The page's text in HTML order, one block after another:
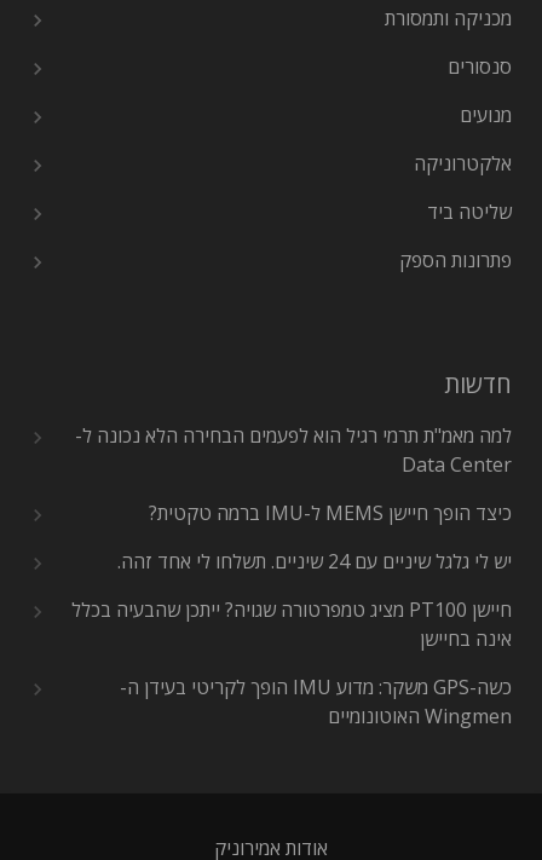
מכניקה ותמסורת
סנסורים
מנועים
אלקטרוניקה
שליטה ביד
פתרונות הספק
חדשות
למה מאמ"ת תרמי רגיל הוא לפעמים הבחירה הלא נכונה ל-
Data Center
כיצד הופך חיישן MEMS ל-IMU ברמה טקטית?
יש לי גלגל שיניים עם 24 שיניים. תשלחו לי אחד זהה.
חיישן PT100 מציג טמפרטורה שגויה? ייתכן שהבעיה בכלל
אינה בחיישן
כשה-GPS משקר: מדוע IMU הופך לקריטי בעידן ה-
Wingmen האוטונומיים
אודות אמירוניק